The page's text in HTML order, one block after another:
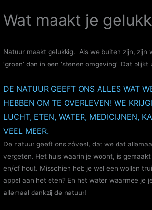
Wat maakt je
Natuur maakt gelukkig. Als we buiten zijn, zijn
‘groen’ dan in een ‘stenen omgeving’. Dat
DE NATUUR GEEFT ONS ALLES WAT
HEBBEN OM TE OVERLEVEN! WE
LUCHT, ETEN, WATER, MEDICIJNEN,
VEEL MEER.
De natuur geeft ons zóveel, dat we dat
vergeten. Het huis waarin je woont, is
en/of hout. Misschien heb je wel een wollen
appel aan het eten? En het water waarmee je
allemaal dankzij de natuur!